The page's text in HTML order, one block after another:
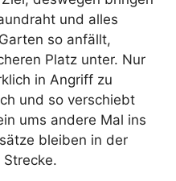
und alles
so anfällt,
Platz unter. Nur
in Angriff zu
und so verschiebt
ums andere Mal ins
bleiben in der